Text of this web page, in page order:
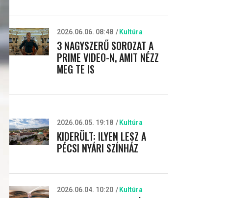
2026.06.06. 08:48 Kultúra
3 NAGYSZERŰ SOROZAT A
PRIME VIDEO-N, AMIT NÉZZ
MEG TE IS
2026.06.05. 19:18 Kultúra
KIDERÜLT: ILYEN LESZ A
PÉCSI NYÁRI SZÍNHÁZ
2026.06.04. 10:20 Kultúra